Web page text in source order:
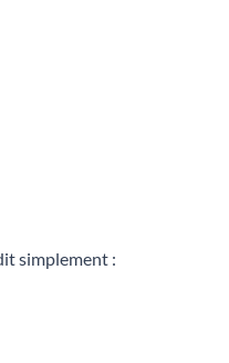
simplement :